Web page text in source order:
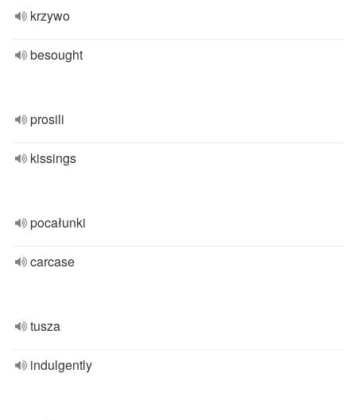
krzywo
besought
prosili
kissings
pocałunki
carcase
tusza
indulgently